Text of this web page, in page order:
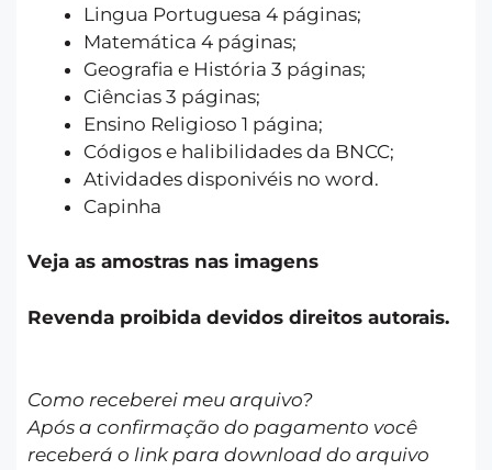
Lingua Portuguesa 4 páginas;
Matemática 4 páginas;
Geografia e História 3 páginas;
Ciências 3 páginas;
Ensino Religioso 1 página;
Códigos e halibilidades da BNCC;
Atividades disponivéis no word.
Capinha
Veja as amostras nas imagens
Revenda proibida devidos direitos autorais.
Como receberei meu arquivo?
Após a confirmação do pagamento você
receberá o link para download do arquivo